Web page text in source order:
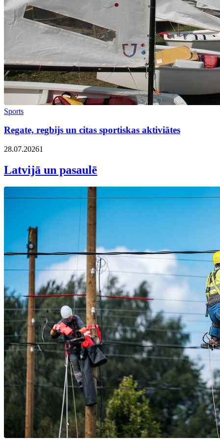
Sports
Regate, regbijs un citas sportiskas aktiviātes
28.07.20261
Latvijā un pasaulē